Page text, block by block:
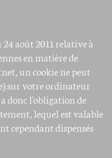
août 2011 relative à
en matière de
un cookie ne peut
sur votre ordinateur
donc l'obligation de
lequel est valable
cependant dispensés